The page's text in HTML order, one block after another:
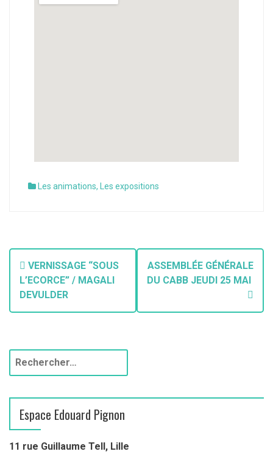
Les animations, Les expositions
VERNISSAGE “SOUS
L’ECORCE” / MAGALI
DEVULDER
ASSEMBLÉE GÉNÉRALE
DU CABB JEUDI 25 MAI
Espace Edouard Pignon
11 rue Guillaume Tell, Lille